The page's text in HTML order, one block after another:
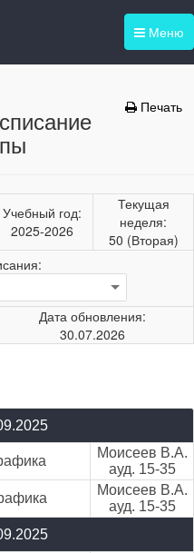
Меню
Печать
Учебный год:
2025-2026
Текущая
неделя:
50 (Вторая)
Дата обновления:
30.07.2026
Моисеев В.А.
ауд. 15-35
Моисеев В.А.
ауд. 15-35